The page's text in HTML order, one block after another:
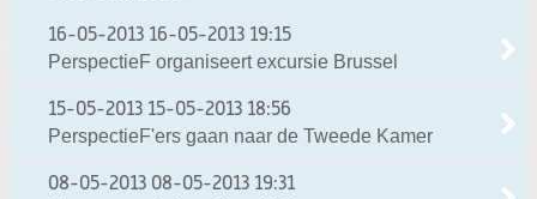
16-05-2013 16-05-2013 19:15
PerspectieF organiseert excursie Brussel
15-05-2013 15-05-2013 18:56
PerspectieF'ers gaan naar de Tweede Kamer
08-05-2013 08-05-2013 19:31